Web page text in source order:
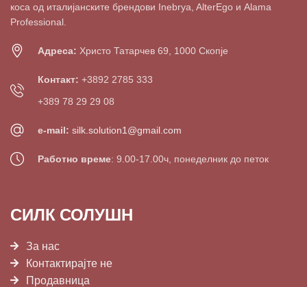
коса од италијанските брендови Inebrya, AlterEgo и Alama
Professional.
Адреса: Христо Татарчев 69, 1000 Скопје
Контакт: +3892 2785 333
+389 78 29 29 08
e-mail: silk.solution1@gmail.com
Работно време: 9.00-17.00ч, понеделник до петок
СИЛК СОЛУШН
За нас
Контактирајте не
Продавница